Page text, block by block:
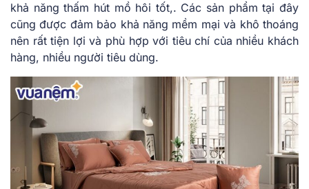
khả năng thấm hút mồ hôi tốt,. Các sản phẩm tại đây
cũng được đảm bảo khả năng mềm mại và khô thoáng
nên rất tiện lợi và phù hợp với tiêu chí của nhiều khách
hàng, nhiều người tiêu dùng.